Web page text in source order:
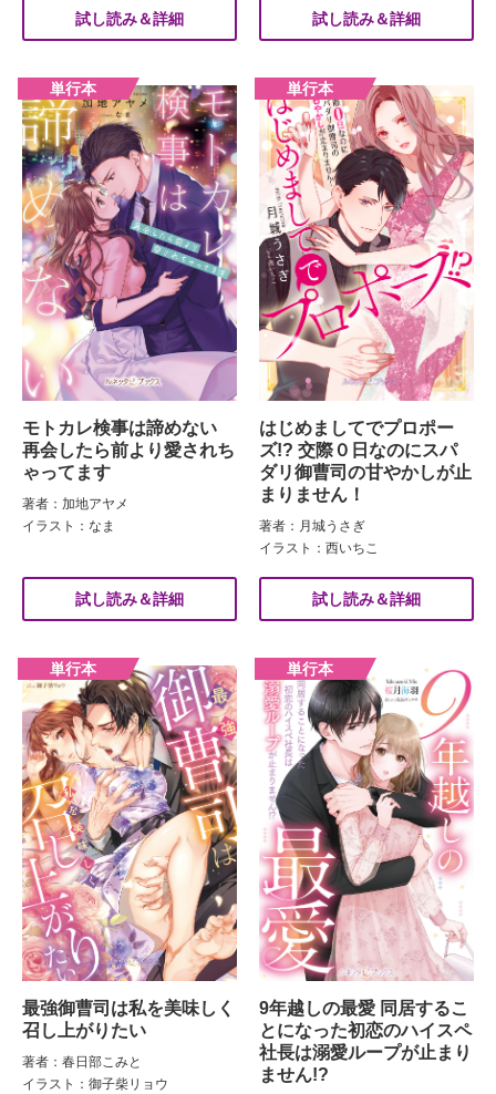
試し読み＆詳細 試し読み＆詳細
モトカレ検事は諦めない
再会したら前より愛されち
ゃってます
著者：加地アヤメ
イラスト：なま
試し読み＆詳細
はじめましてでプロポー
ズ!? 交際０日なのにスパ
ダリ御曹司の甘やかしが止
まりません！
著者：月城うさぎ
イラスト：西いちこ
試し読み＆詳細
最強御曹司は私を美味しく
召し上がりたい
著者：春日部こみと
イラスト：御子柴リョウ
9年越しの最愛 同居するこ
とになった初恋のハイスペ
社長は溺愛ループが止まり
ません!?